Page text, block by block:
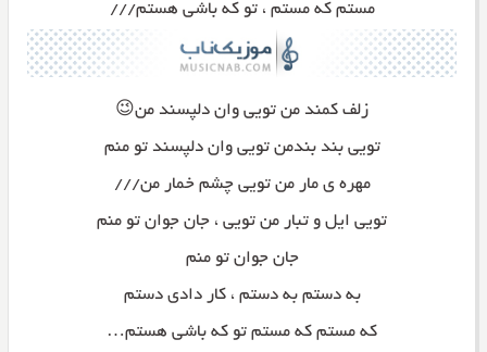
مستم که مستم ، تو که باشی هستم///
زلف کمند من تویی وان دلپسند من😉
تویی بند بندمن تویی وان دلپسند تو منم
مهره ی مار من تویی چشم خمار من///
تویی ایل و تبار من تویی ، جان جوان تو منم
جان جوان تو منم
به دستم به دستم ، کار دادی دستم
که مستم که مستم تو که باشی هستم…